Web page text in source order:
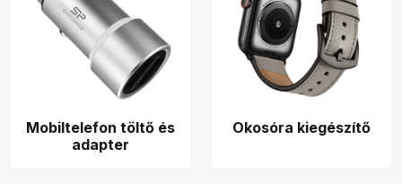
Mobiltelefon töltő és
adapter
Okosóra kiegészítő